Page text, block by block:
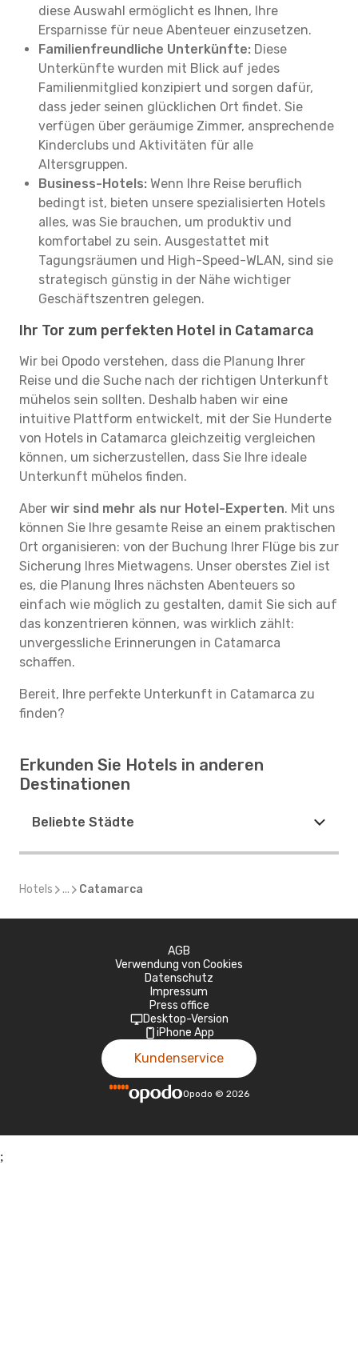
diese Auswahl ermöglicht es Ihnen, Ihre
Ersparnisse für neue Abenteuer einzusetzen.
Familienfreundliche Unterkünfte: Diese
Unterkünfte wurden mit Blick auf jedes
Familienmitglied konzipiert und sorgen dafür,
dass jeder seinen glücklichen Ort findet. Sie
verfügen über geräumige Zimmer, ansprechende
Kinderclubs und Aktivitäten für alle
Altersgruppen.
Business-Hotels: Wenn Ihre Reise beruflich
bedingt ist, bieten unsere spezialisierten Hotels
alles, was Sie brauchen, um produktiv und
komfortabel zu sein. Ausgestattet mit
Tagungsräumen und High-Speed-WLAN, sind sie
strategisch günstig in der Nähe wichtiger
Geschäftszentren gelegen.
Ihr Tor zum perfekten Hotel in Catamarca
Wir bei Opodo verstehen, dass die Planung Ihrer
Reise und die Suche nach der richtigen Unterkunft
mühelos sein sollten. Deshalb haben wir eine
intuitive Plattform entwickelt, mit der Sie Hunderte
von Hotels in Catamarca gleichzeitig vergleichen
können, um sicherzustellen, dass Sie Ihre ideale
Unterkunft mühelos finden.
Aber wir sind mehr als nur Hotel-Experten. Mit uns
können Sie Ihre gesamte Reise an einem praktischen
Ort organisieren: von der Buchung Ihrer Flüge bis zur
Sicherung Ihres Mietwagens. Unser oberstes Ziel ist
es, die Planung Ihres nächsten Abenteuers so
einfach wie möglich zu gestalten, damit Sie sich auf
das konzentrieren können, was wirklich zählt:
unvergessliche Erinnerungen in Catamarca
schaffen.
Bereit, Ihre perfekte Unterkunft in Catamarca zu
finden?
Erkunden Sie Hotels in anderen
Destinationen
Beliebte Städte
Hotels ... Catamarca
AGB
Verwendung von Cookies
Datenschutz
Impressum
Press office
Desktop-Version
iPhone App
Kundenservice
Opodo © 2026
;